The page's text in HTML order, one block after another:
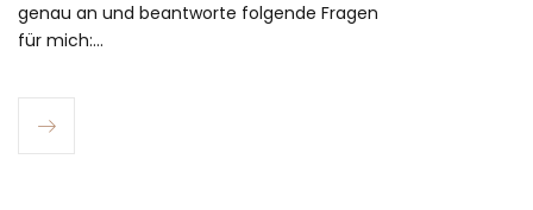
genau an und beantworte folgende Fragen
für mich:…